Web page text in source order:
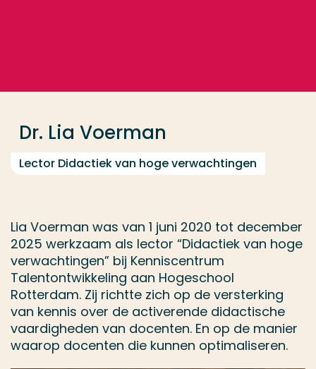
Dr. Lia Voerman
Lector Didactiek van hoge verwachtingen
Lia Voerman was van 1 juni 2020 tot december
2025 werkzaam als lector “Didactiek van hoge
verwachtingen” bij Kenniscentrum
Talentontwikkeling aan Hogeschool
Rotterdam. Zij richtte zich op de versterking
van kennis over de activerende didactische
vaardigheden van docenten. En op de manier
waarop docenten die kunnen optimaliseren.
Opleiding
Contact